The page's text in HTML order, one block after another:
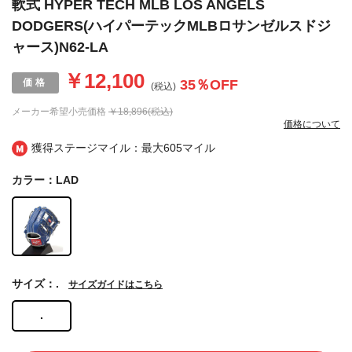
獲得ステージマイル：最大605マイル
軟式 HYPER TECH MLB LOS ANGELS
DODGERS(ハイパーテックMLBロサンゼルスドジ
ャース)N62-LA
メーカー希望小売価格 ￥18,896(税込)
￥12,100 (税込) 35％OFF
価格について
カラー：LAD
.
サイズ：. サイズガイドはこちら